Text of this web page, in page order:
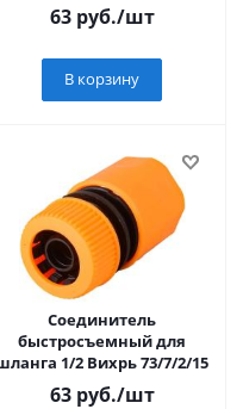
63руб./шт
В корзину
Соединитель
быстросъемный для
1/2 Вихрь 73/7/2/15
63руб./шт